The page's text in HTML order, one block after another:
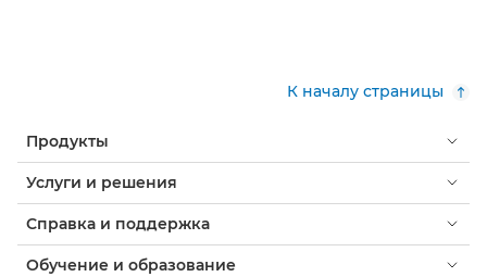
К началу страницы
Продукты
Услуги и решения
Справка и поддержка
Обучение и образование